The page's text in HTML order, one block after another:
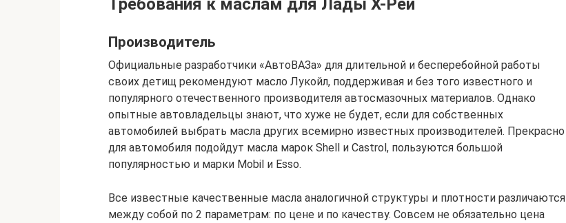
Требования к маслам для Лады Х-Рей
Производитель
Официальные разработчики «АвтоВАЗа» для длительной и бесперебойной работы
своих детищ рекомендуют масло Лукойл, поддерживая и без того известного и
популярного отечественного производителя автосмазочных материалов. Однако
опытные автовладельцы знают, что хуже не будет, если для собственных
автомобилей выбрать масла других всемирно известных производителей. Прекрасно
для автомобиля подойдут масла марок Shell и Castrol, пользуются большой
популярностью и марки Mobil и Esso.
Все известные качественные масла аналогичной структуры и плотности различаются
между собой по 2 параметрам: по цене и по качеству. Совсем не обязательно цена